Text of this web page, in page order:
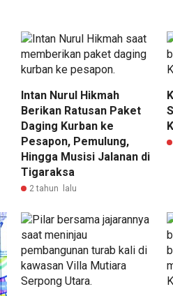
Intan Nurul Hikmah
Berikan Ratusan Paket
Daging Kurban ke
Pesapon, Pemulung,
Hingga Musisi Jalanan di
Tigaraksa
2 tahun lalu